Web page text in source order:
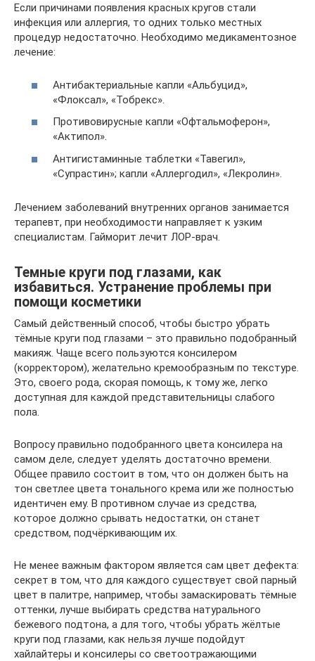
Если причинами появления красных кругов стали
инфекция или аллергия, то одних только местных
процедур недостаточно. Необходимо медикаментозное
лечение:
Антибактериальные капли «Альбуцид»,
«Флоксал», «Тобрекс».
Противовирусные капли «Офтальмоферон»,
«Актипол».
Антигистаминные таблетки «Тавегил»,
«Супрастин»; капли «Аллергодил», «Лекролин».
Лечением заболеваний внутренних органов занимается
терапевт, при необходимости направляет к узким
специалистам. Гайморит лечит ЛОР-врач.
Темные круги под глазами, как
избавиться. Устранение проблемы при
помощи косметики
Самый действенный способ, чтобы быстро убрать
тёмные круги под глазами – это правильно подобранный
макияж. Чаще всего пользуются консилером
(корректором), желательно кремообразным по текстуре.
Это, своего рода, скорая помощь, к тому же, легко
доступная для каждой представительницы слабого
пола.
Вопросу правильно подобранного цвета консилера на
самом деле, следует уделять достаточно времени.
Общее правило состоит в том, что он должен быть на
тон светлее цвета тонального крема или же полностью
идентичен ему. В противном случае из средства,
которое должно срывать недостатки, он станет
средством, подчёркивающим их.
Не менее важным фактором является сам цвет дефекта:
секрет в том, что для каждого существует свой парный
цвет в палитре, например, чтобы замаскировать тёмные
оттенки, лучше выбирать средства натурального
бежевого подтона, а для того, чтобы убрать жёлтые
круги под глазами, как нельзя лучше подойдут
хайлайтеры и консилеры со светоотражающими